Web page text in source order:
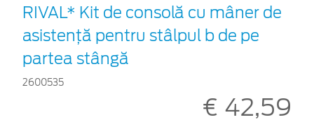
RIVAL* Kit de consolă cu mâner de
asistență pentru stâlpul b de pe
partea stângă
2600535
€ 42,59